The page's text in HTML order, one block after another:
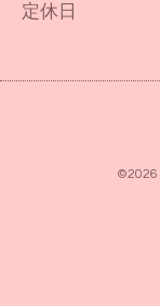
定休日
©2026